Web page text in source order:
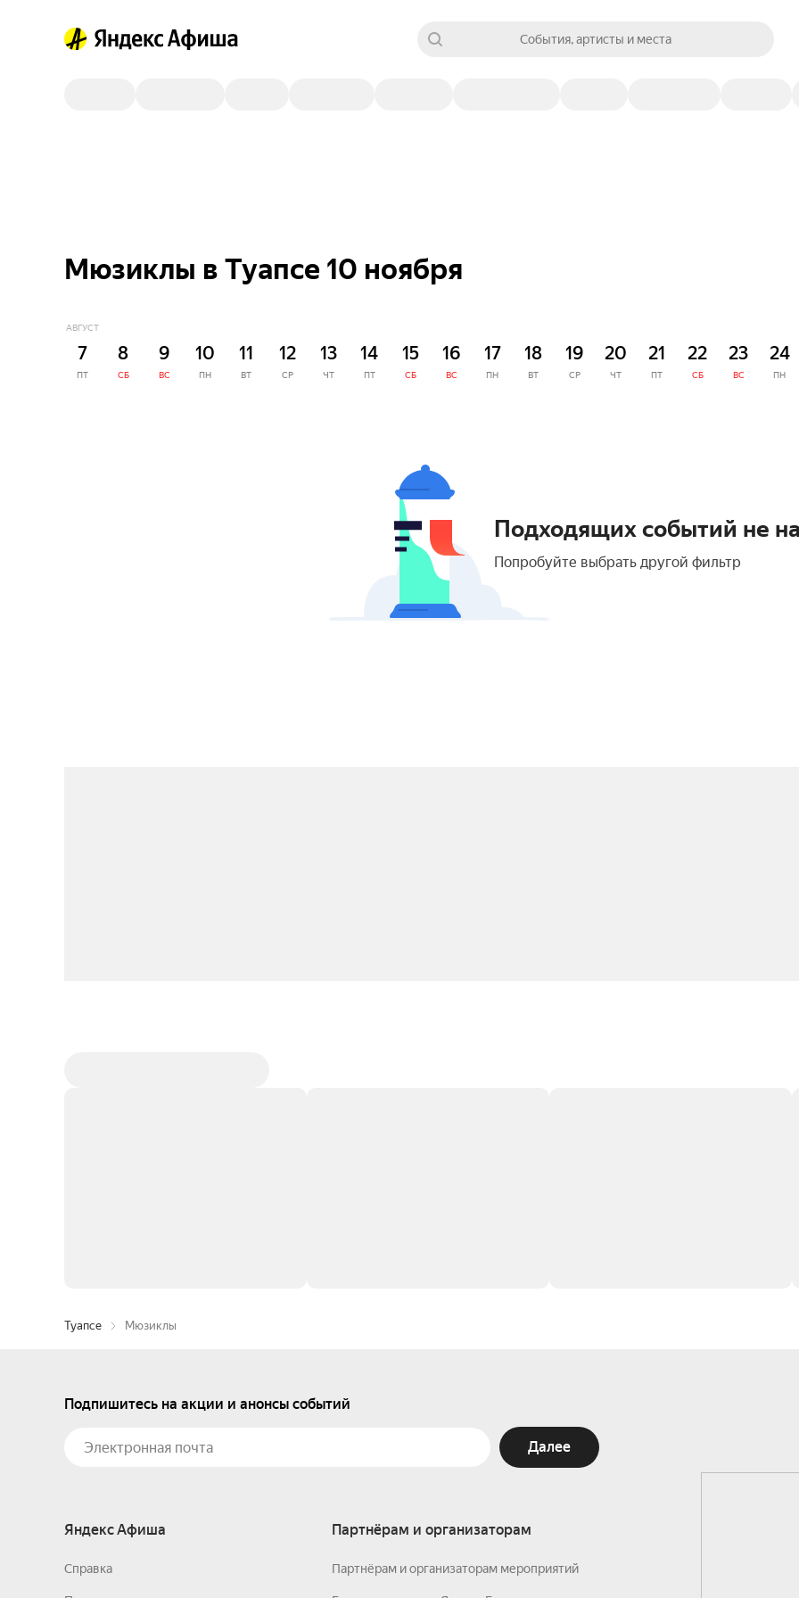
События, артисты и места
Мюзиклы в Туапсе 10 ноября
АВГУСТ
7
ПТ
8
СБ
9
ВС
10
ПН
11
ВТ
12
СР
13
ЧТ
14
ПТ
15
СБ
16
ВС
17
ПН
18
ВТ
19
СР
20
ЧТ
21
ПТ
22
СБ
23
ВС
24
ПН
Подходящих событий не
Попробуйте выбрать другой фильтр
Туапсе Мюзиклы
Подпишитесь на акции и анонсы событий
Далее
Яндекс Афиша
Справка
Партнёрам и организаторам
Партнёрам и организаторам мероприятий